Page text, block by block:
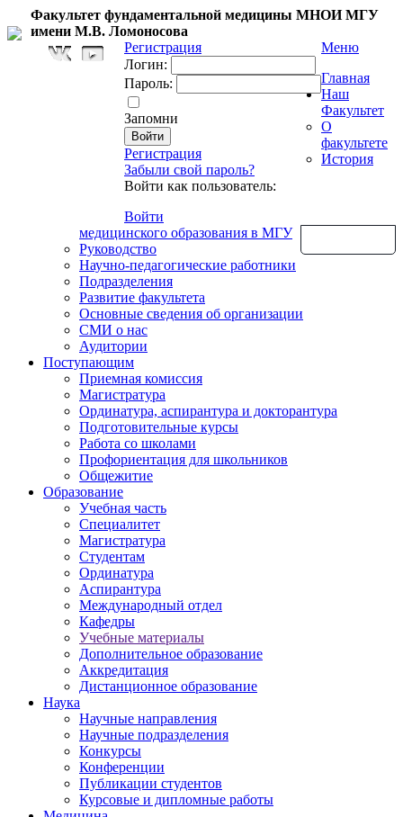
Факультет фундаментальной медицины МНОИ МГУ
имени М.В. Ломоносова
Регистрация
Логин:
Пароль:
Запомни
Регистрация
Забыли свой пароль?
Войти как пользователь:
Войти
Меню
Главная
Наш
Факультет
О
факультете
История
медицинского образования в МГУ
Руководство
Научно-педагогические работники
Подразделения
Развитие факультета
Основные сведения об организации
СМИ о нас
Аудитории
Поступающим
Приемная комиссия
Магистратура
Ординатура, аспирантура и докторантура
Подготовительные курсы
Работа со школами
Профориентация для школьников
Общежитие
Образование
Учебная часть
Специалитет
Магистратура
Студентам
Ординатура
Аспирантура
Международный отдел
Кафедры
Учебные материалы
Дополнительное образование
Аккредитация
Дистанционное образование
Наука
Научные направления
Научные подразделения
Конкурсы
Конференции
Публикации студентов
Курсовые и дипломные работы